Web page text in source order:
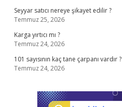
Seyyar satıcı nereye şikayet edilir ?
Temmuz 25, 2026
Karga yırtıcı mı ?
Temmuz 24, 2026
101 sayısının kaç tane çarpanı vardır ?
Temmuz 24, 2026